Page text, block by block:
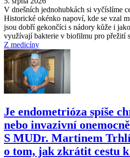
V dnešních jednohubkách si vyčíslíme
Historické okénko napoví, kde se vzal
jsou dobří gekončíci s nádory kůže i
využívají bakterie v biofilmu pro přežití
Z medicíny
Je endometrióza spíše
nebo invazivní
S MUDr. Martinem
o tom, jak zkrátit cestu k